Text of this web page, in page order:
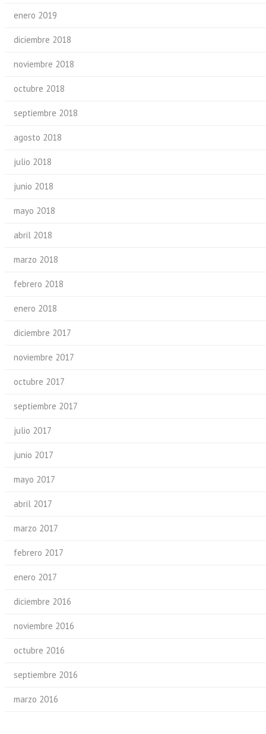
enero 2019
diciembre 2018
noviembre 2018
octubre 2018
septiembre 2018
agosto 2018
julio 2018
junio 2018
mayo 2018
abril 2018
marzo 2018
febrero 2018
enero 2018
diciembre 2017
noviembre 2017
octubre 2017
septiembre 2017
julio 2017
junio 2017
mayo 2017
abril 2017
marzo 2017
febrero 2017
enero 2017
diciembre 2016
noviembre 2016
octubre 2016
septiembre 2016
marzo 2016